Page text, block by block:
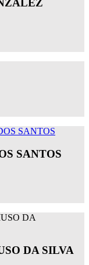
SANTOS
DA SILVA